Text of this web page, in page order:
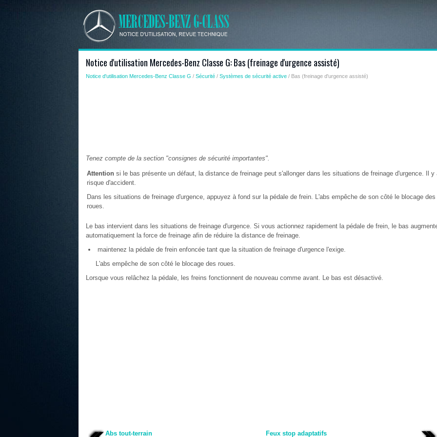
Notice d'utilisation Mercedes-Benz Classe G: Bas (freinage d'urgence assisté)
Notice d'utilisation Mercedes-Benz Classe G / Sécurité/ Systèmes de sécurité active/ Bas (freinage d'urgence assisté)
Tenez compte de la section "consignes de sécurité importantes".
Attentionsi le bas présente un défaut, la distance de freinage peut s'allonger dans les situations de freinage d'urgence. Il y
risque d'accident.
Dans les situations de freinage d'urgence, appuyez à fond sur la pédale de frein. L'abs empêche de son côté le blocage des
roues.
Le bas intervient dans les situations de freinage d'urgence. Si vous actionnez rapidement la pédale de frein, le bas
automatiquement la force de freinage afin de réduire la distance de freinage.
maintenez la pédale de frein enfoncée tant que la situation de freinage d'urgence l'exige.
L'abs empêche de son côté le blocage des roues.
Lorsque vous relâchez la pédale, les freins fonctionnent de nouveau comme avant. Le bas est désactivé.
Abs tout-terrain Feux stop adaptatifs